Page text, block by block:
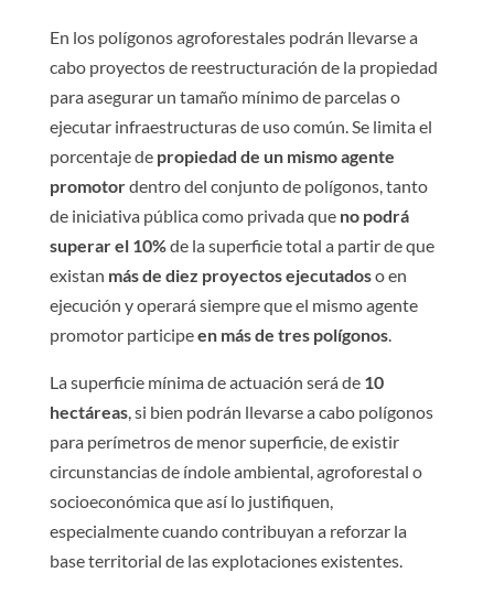
En los polígonos agroforestales podrán llevarse a
cabo proyectos de reestructuración de la propiedad
para asegurar un tamaño mínimo de parcelas o
ejecutar infraestructuras de uso común. Se limita el
porcentaje de propiedad de un mismo agente
promotordentro del conjunto de polígonos, tanto
de iniciativa pública como privada que no podrá
superar el 10%de la superficie total a partir de que
existan más de diez proyectos ejecutadoso en
ejecución y operará siempre que el mismo agente
promotor participeen más de tres polígonos.
La superficie mínima de actuación será de10
hectáreas, si bien podrán llevarse a cabo polígonos
para perímetros de menor superficie, de existir
circunstancias de índole ambiental, agroforestal o
socioeconómica que así lo justifiquen,
especialmente cuando contribuyan a reforzar la
base territorial de las explotaciones existentes.